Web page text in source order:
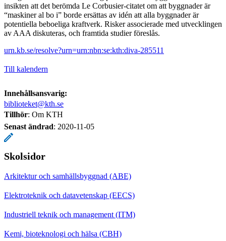
insikten att det berömda Le Corbusier-citatet om att byggnader är
“maskiner al bo i” borde ersättas av idén att alla byggnader är
potentiella beboeliga kraftverk. Risker associerade med utvecklingen
av AAA diskuteras, och framtida studier föreslås.
urn.kb.se/resolve?urn=urn:nbn:se:kth:diva-285511
Till kalendern
Innehållsansvarig:
biblioteket@kth.se
Tillhör: Om KTH
Senast ändrad: 2020-11-05
Skolsidor
Arkitektur och samhällsbyggnad (ABE)
Elektroteknik och datavetenskap (EECS)
Industriell teknik och management (ITM)
Kemi, bioteknologi och hälsa (CBH)